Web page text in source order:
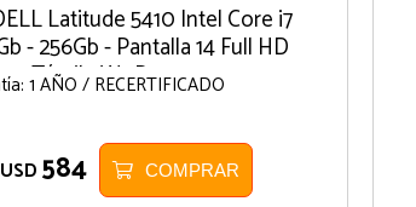
Latitude 5410 Intel Core i7
- 256Gb - Pantalla 14 Full HD
Táctil - W11P
1 AÑO / RECERTIFICADO
USD 584 COMPRAR